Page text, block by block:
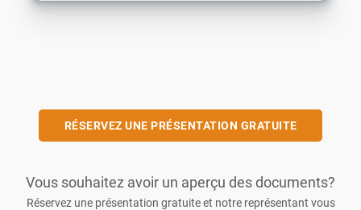
RÉSERVEZ UNE PRÉSENTATION GRATUITE
Vous souhaitez avoir un aperçu des documents?
Réservez une présentation gratuite et notre représentant vous